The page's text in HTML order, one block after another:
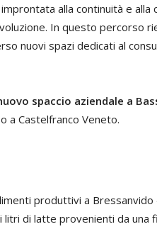
alla continuità e alla
In questo percorso
nuovi spazi dedicati al
spaccio aziendale a
a Castelfranco Veneto.
produttivi a
litri di latte provenienti da una